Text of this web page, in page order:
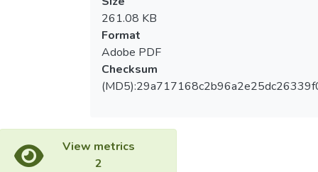
261.08 KB
Format
Adobe PDF
Checksum
View metrics
2